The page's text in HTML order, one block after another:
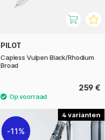
PILOT
Capless Vulpen Black/Rhodium
Broad
259 €
4
11%